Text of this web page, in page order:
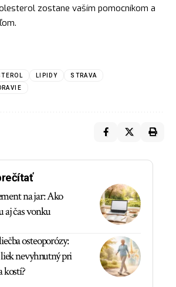
zostane vaším pomocníkom a
LIPIDY
STRAVA
na jar: Ako
aj čas vonku
osteoporózy:
nevyhnutný pri
kostí?